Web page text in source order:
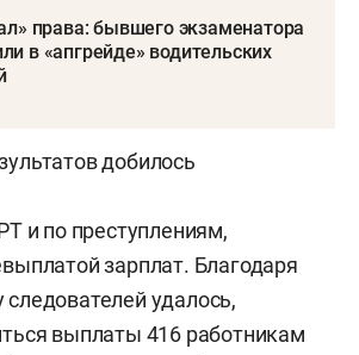
права: бывшего экзаменатора
в «апгрейде» водительских
добилось
и по преступлениям,
зарплат. Благодаря
удалось,
выплаты 416 работникам